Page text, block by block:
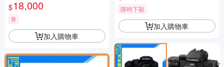
瑪 HD-100C電子除濕卡 FZ80
D (公司貨)
$18,000
券
加入購物車
限時下殺
加入購物車